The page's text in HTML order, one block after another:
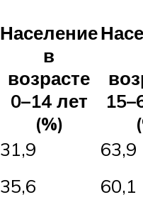
Население
в
возрасте
0–14 лет
(%)
31,9
63,9
35,6
60,1